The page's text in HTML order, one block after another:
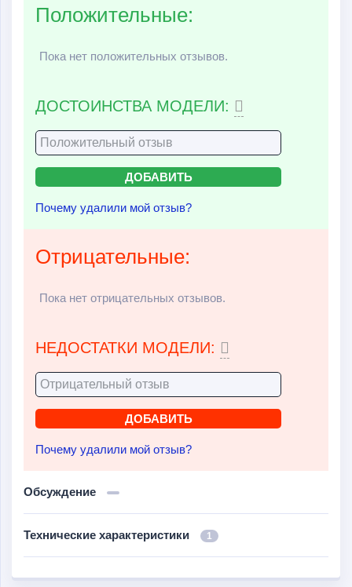
Положительные:
Пока нет положительных отзывов.
ДОСТОИНСТВА МОДЕЛИ:
Почему удалили мой отзыв?
Отрицательные:
Пока нет отрицательных отзывов.
НЕДОСТАТКИ МОДЕЛИ:
Почему удалили мой отзыв?
Обсуждение
Технические характеристики 1